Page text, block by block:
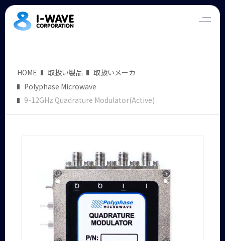
HOME 取扱い製品
取扱いメーカ
Polyphase Microwave
9-12GHz Quadrature Modulator(Active)